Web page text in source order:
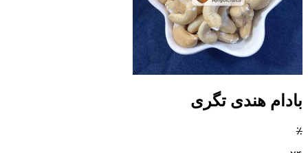
بادام هندی تگری
٪